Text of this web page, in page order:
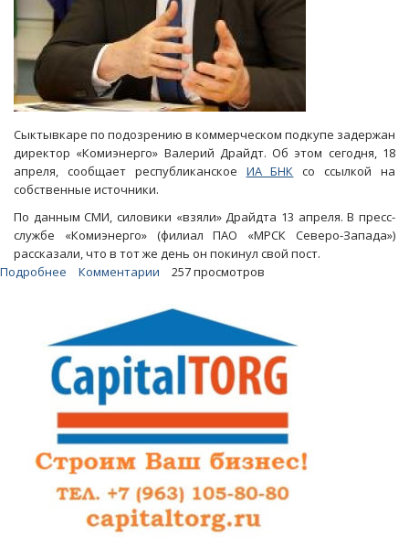
Сыктывкаре по подозрению в коммерческом подкупе задержан
директор «Комиэнерго» Валерий Драйдт. Об этом сегодня, 18
апреля, сообщает республиканское ИА БНК со ссылкой на
собственные источники.
По данным СМИ, силовики «взяли» Драйдта 13 апреля. В пресс-
службе «Комиэнерго» (филиал ПАО «МРСК Северо-Запада»)
рассказали, что в тот же день он покинул свой пост.
Подробнее
подозрению
в
коммерческом
подкупе
задержан
директор
«Комиэнерго»
Комментарии 257 просмотров